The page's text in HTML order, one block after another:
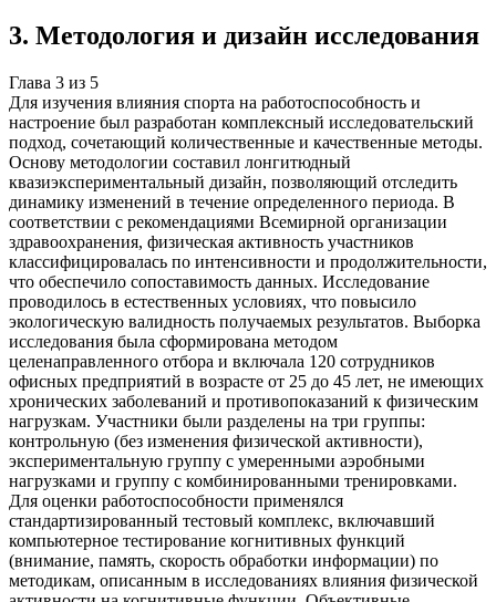
3. Методология и дизайн исследования
Глава 3 из 5
Для изучения влияния спорта на работоспособность и
настроение был разработан комплексный исследовательский
подход, сочетающий количественные и качественные методы.
Основу методологии составил лонгитюдный
квазиэкспериментальный дизайн, позволяющий отследить
динамику изменений в течение определенного периода. В
соответствии с рекомендациями Всемирной организации
здравоохранения, физическая активность участников
классифицировалась по интенсивности и продолжительности,
что обеспечило сопоставимость данных. Исследование
проводилось в естественных условиях, что повысило
экологическую валидность получаемых результатов. Выборка
исследования была сформирована методом
целенаправленного отбора и включала 120 сотрудников
офисных предприятий в возрасте от 25 до 45 лет, не имеющих
хронических заболеваний и противопоказаний к физическим
нагрузкам. Участники были разделены на три группы:
контрольную (без изменения физической активности),
экспериментальную группу с умеренными аэробными
нагрузками и группу с комбинированными тренировками.
Для оценки работоспособности применялся
стандартизированный тестовый комплекс, включавший
компьютерное тестирование когнитивных функций
(внимание, память, скорость обработки информации) по
методикам, описанным в исследованиях влияния физической